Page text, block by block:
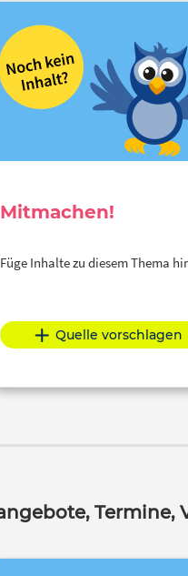
Mitmachen!
Füge Inhalte zu diesem Thema
Quelle vorschlagen